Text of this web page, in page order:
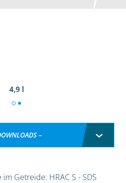
4,9 l
–
Getreide: HRAC S - SDS